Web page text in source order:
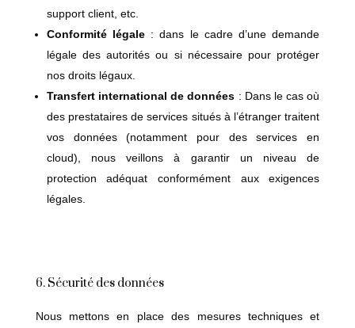
support client, etc.
Conformité légale : dans le cadre d’une demande
légale des autorités ou si nécessaire pour protéger
nos droits légaux.
Transfert international de données : Dans le cas où
des prestataires de services situés à l’étranger traitent
vos données (notamment pour des services en
cloud), nous veillons à garantir un niveau de
protection adéquat conformément aux exigences
légales.
6. Sécurité des données
Nous mettons en place des mesures techniques et